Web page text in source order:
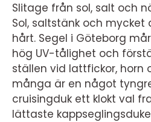
Slitage från sol, salt och
Sol, saltstänk och
hårt. Segel i Göteborg
hög UV-tålighet och
ställen vid lattfickor, horn
många är en något
cruisingduk ett klokt val
lättaste